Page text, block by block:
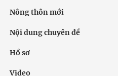
Nông thôn mới
Nội dung chuyên đề
Hồ sơ
Video